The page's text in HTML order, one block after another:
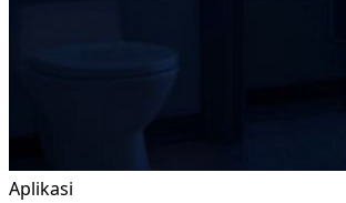
Aplikasi